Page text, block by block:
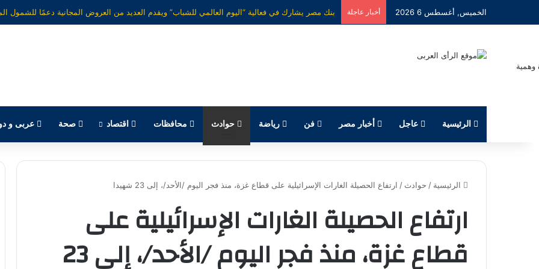
الخميس, أغسطس 6 2026 أخبار عاجلة
الرئيسية عاجل أخبار مصر فن رياضة حوادث محافظات اقتصاد صحة عربى و
الرئيسية / حوادث / ارتفاع الحصيلة الغارات الإسرائيلية على قطاع غزة، منذ فجر اليوم /الأحد/، إلى 23 شهيدا
ارتفاع الحصيلة الغارات الإسرائيلية على
قطاع غزة، منذ فجر اليوم /الأحد/، إلى 23